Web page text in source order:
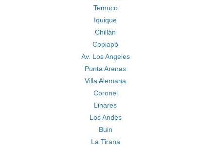
Temuco
Iquique
Chillán
Copiapó
Av. Los Angeles
Punta Arenas
Villa Alemana
Coronel
Linares
Los Andes
Buin
La Tirana